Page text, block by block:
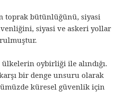
toprak bütünlüğünü, siyasi
siyasi ve askeri yollar
oybirliği ile alındığı.
bir denge unsuru olarak
küresel güvenlik için